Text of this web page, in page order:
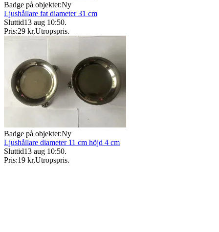
Badge på objektet:Ny
Ljushållare fat diameter 31 cm
Sluttid13 aug 10:50.
Pris:29 kr,Utropspris.
Badge på objektet:Ny
Ljushållare diameter 11 cm höjd 4 cm
Sluttid13 aug 10:50.
Pris:19 kr,Utropspris.